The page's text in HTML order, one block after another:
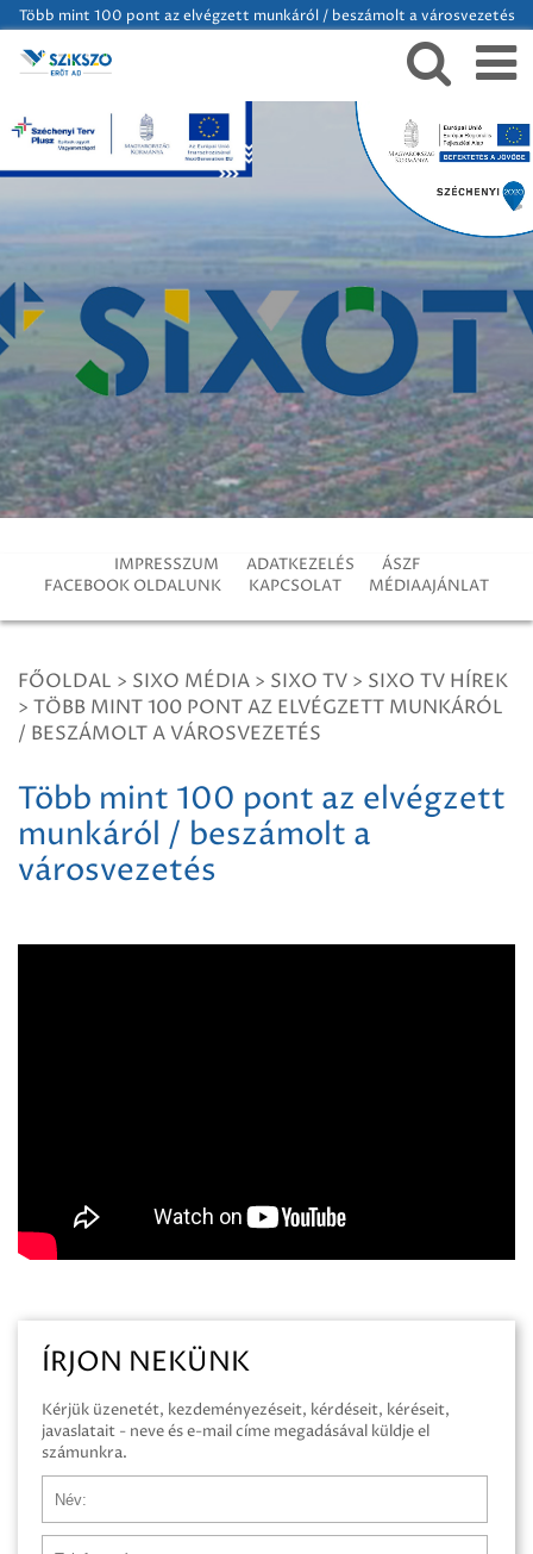
Több mint 100 pont az elvégzett munkáról / beszámolt a városvezetés
IMPRESSZUM ADATKEZELÉS
ÁSZF
FACEBOOK OLDALUNK
KAPCSOLAT MÉDIAAJÁNLAT
FŐOLDAL > SIXO MÉDIA > SIXO TV > SIXO TV HÍREK
> TÖBB MINT 100 PONT AZ ELVÉGZETT MUNKÁRÓL
/ BESZÁMOLT A VÁROSVEZETÉS
Több mint 100 pont az elvégzett
munkáról / beszámolt a
városvezetés
ÍRJON NEKÜNK
Kérjük üzenetét, kezdeményezéseit, kérdéseit, kéréseit,
javaslatait - neve és e-mail címe megadásával küldje el
számunkra.